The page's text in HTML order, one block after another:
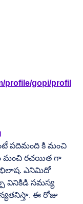
profile/gopi/profil
పదిమంది కి మంచి
మంచి రచయిత గా
ఎనిమిదో
వినికిడి సమస్య
ఈ రోజు